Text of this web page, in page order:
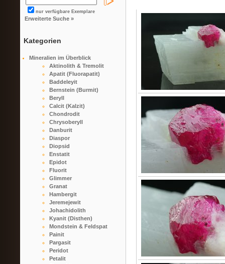
nur verfügbare Exemplare
Erweiterte Suche »
Kategorien
Mineralien im Überblick
Aktinolith & Tremolit
Apatit (Fluorapatit)
Baddeleyit
Bernstein (Burmit)
Beryll
Calcit (Kalzit)
Chondrodit
Chrysoberyll
Danburit
Diaspor
Diopsid
Enstatit
Epidot
Fluorit
Glimmer
Granat
Hambergit
Jeremejewit
Johachidolith
Kyanit (Disthen)
Mondstein & Feldspat
Painit
Pargasit
Peridot
Petalit